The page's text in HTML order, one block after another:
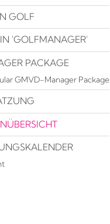
GOLF
'GOLFMANAGER'
PACKAGE
GMVD-Manager Package